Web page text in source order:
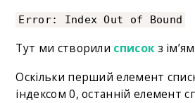
Error: Index Out of Bound
Тут ми створили списокз ім’ям
Оскільки перший елемент
індексом 0, останній елемент